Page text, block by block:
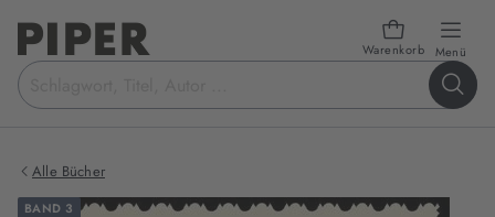
Warenkorb Menü
Suchbegriff
eingeben
Alle Bücher
BAND 3